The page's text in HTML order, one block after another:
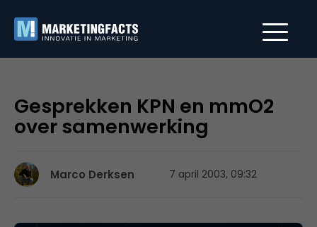
Gesprekken KPN en mmO2
over samenwerking
Marco Derksen 7 april 2003, 09:32